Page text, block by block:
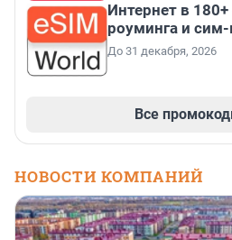
Интернет в
роуминга и сим-
До 31 декабря, 2026
Все
НОВОСТИ КОМПАНИЙ